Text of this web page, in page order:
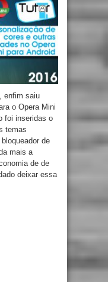
enfim saiu
o Opera Mini
foi inseridas o
temas
de
mais a
de de
deixar essa